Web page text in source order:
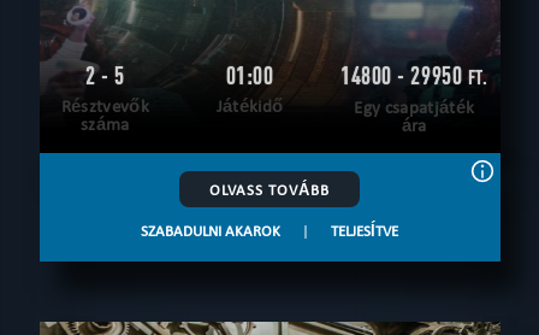
2 - 5
Résztvevők
száma
01:00
Játékidő
14800 - 29950FT.
Egy csapatjáték
ára
OLVASS TOVÁBB
SZABADULNI AKAROK | TELJESÍTVE